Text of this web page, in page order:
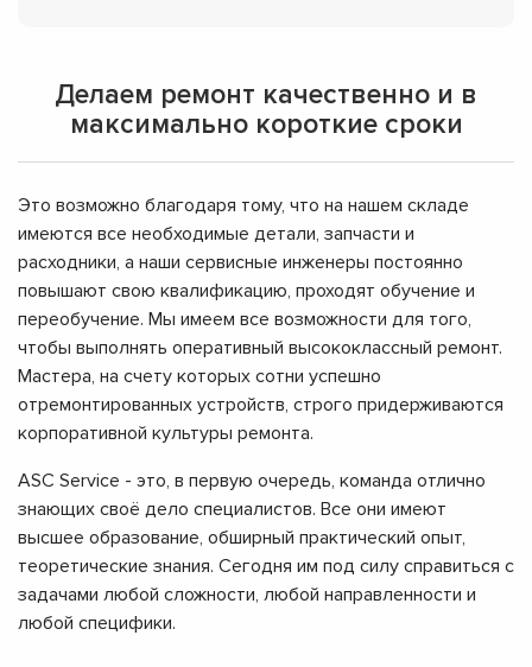
Делаем ремонт качественно и в
максимально короткие сроки
Это возможно благодаря тому, что на нашем складе
имеются все необходимые детали, запчасти и
расходники, а наши сервисные инженеры постоянно
повышают свою квалификацию, проходят обучение и
переобучение. Мы имеем все возможности для того,
чтобы выполнять оперативный высококлассный ремонт.
Мастера, на счету которых сотни успешно
отремонтированных устройств, строго придерживаются
корпоративной культуры ремонта.
ASC Service - это, в первую очередь, команда отлично
знающих своё дело специалистов. Все они имеют
высшее образование, обширный практический опыт,
теоретические знания. Сегодня им под силу справиться с
задачами любой сложности, любой направленности и
любой специфики.